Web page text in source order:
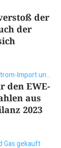
der
der
Energiepreise, Strom-Import und Co.
den EWE-
aus
2023
Gas gekauft